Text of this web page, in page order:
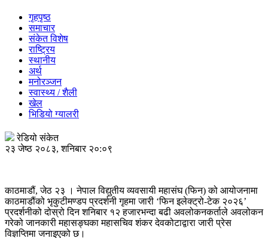
गृहपृष्ठ
समाचार
संकेत विशेष
राष्ट्रिय
स्थानीय
अर्थ
मनोरञ्जन
स्वास्थ्य / शैली
खेल
भिडियो ग्यालरी
रेडियो संकेत
२३ जेष्ठ २०८३, शनिबार २०:०९
काठमाडौं, जेठ २३ । नेपाल विद्युतीय व्यवसायी महासंघ (फिन) को आयोजनामा
काठमाडौंको भृकुटीमण्डप प्रदर्शनी गृहमा जारी ‘फिन इलेक्ट्रो-टेक २०२६’
प्रदर्शनीको दोस्रो दिन शनिबार १२ हजारभन्दा बढी अवलोकनकर्ताले अवलोकन
गरेको जानकारी महासङ्घका महासचिव शंकर देवकोटाद्वारा जारी प्रेस
विज्ञप्तिमा जनाइएको छ।